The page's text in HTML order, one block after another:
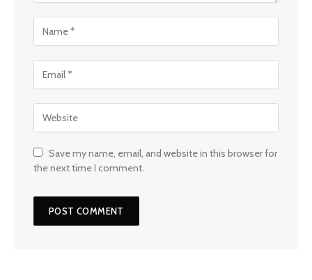
Save my name, email, and website in this browser for
the next time I comment.